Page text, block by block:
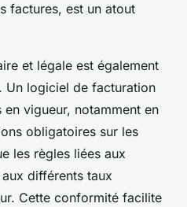
factures, est un atout
et légale est également
Un logiciel de facturation
vigueur, notamment en
obligatoires sur les
les règles liées aux
différents taux
Cette conformité facilite